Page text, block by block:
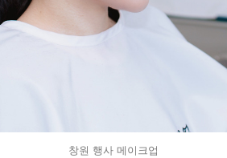
창원 행사 메이크업